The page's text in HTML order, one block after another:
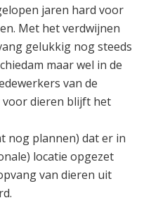
jaren hard voor
Met het verdwijnen
gelukkig nog steeds
maar wel in de
van de
voor dieren blijft het
nog plannen) dat er in
locatie opgezet
van dieren uit